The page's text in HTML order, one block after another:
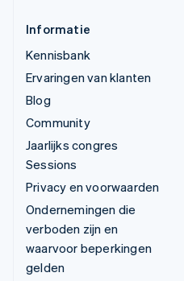
Informatie
Kennisbank
Ervaringen van klanten
Blog
Community
Jaarlijks congres
Sessions
Privacy en voorwaarden
Ondernemingen die
verboden zijn en
waarvoor beperkingen
gelden